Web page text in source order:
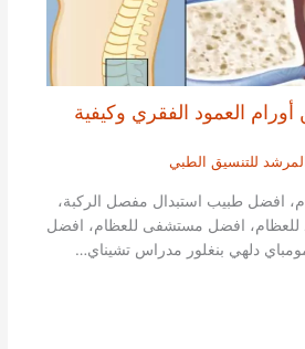
أورام العمود الفقري وكيفية
المرشد للتنسيق الطبي
افضل طبيب استبدال مفصل الركبة،
للعظام، افضل مستشفى للعظام، افضل
دلهي بنغلور مدراس تشيناي…